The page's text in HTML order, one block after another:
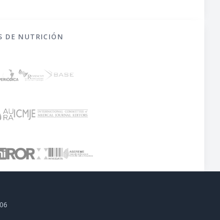
DE NUTRICIÓN